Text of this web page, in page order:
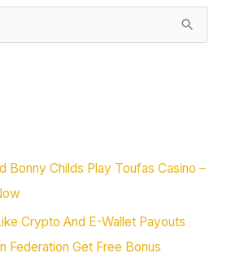
Bonny Childs Play Toufas Casino –
Crypto And E-Wallet Payouts
Federation Get Free Bonus